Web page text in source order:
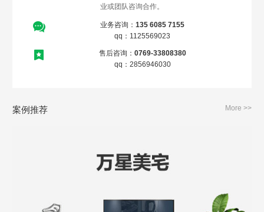
业或团队咨询合作。
业务咨询： 135 6085 7155
qq：1125569023
售后咨询： 0769-33808380
qq：2856946030
案例推荐 More >>